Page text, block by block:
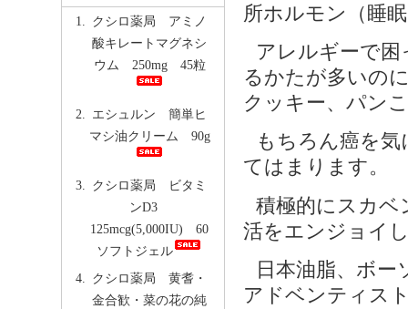
所ホルモン（睡
アレルギーで
るかたが多いの
クッキー、パン
もちろん癌を
てはまります。
積極的にスカベ
活をエンジョイ
日本油脂、ボ
アドベンティス
クシロ薬局 アミノ
酸キレートマグネシ
ウム 250mg 45粒
エシュルン 簡単ヒ
マシ油クリーム 90g
クシロ薬局 ビタミ
ンD3
125mcg(5,000IU) 60
ソフトジェル
クシロ薬局 黄耆・
金合歓・菜の花の純